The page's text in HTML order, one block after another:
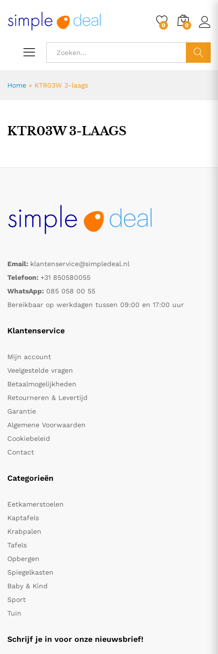
0 0
Home » KTR03W 3-laags
KTR03W 3-LAAGS
Email: klantenservice@simpledeal.nl
Telefoon: +31 850580055
WhatsApp: 085 058 00 55
Bereikbaar op werkdagen tussen 09:00 en 17:00 uur
Klantenservice
Mijn account
Veelgestelde vragen
Betaalmogelijkheden
Retourneren & Levertijd
Garantie
Algemene Voorwaarden
Cookiebeleid
Contact
Categorieën
Eetkamerstoelen
Kaptafels
Krabpalen
Tafels
Opbergen
Spiegelkasten
Baby & Kind
Sport
Tuin
Schrijf je in voor onze nieuwsbrief!